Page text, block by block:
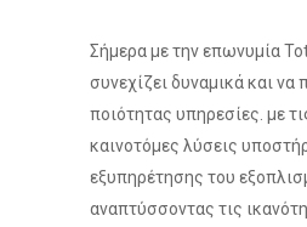
Σήμερα με την επωνυμία
συνεχίζει δυναμικά και να
ποιότητας υπηρεσίες. με
καινοτόμες λύσεις
εξυπηρέτησης του
αναπτύσσοντας τις